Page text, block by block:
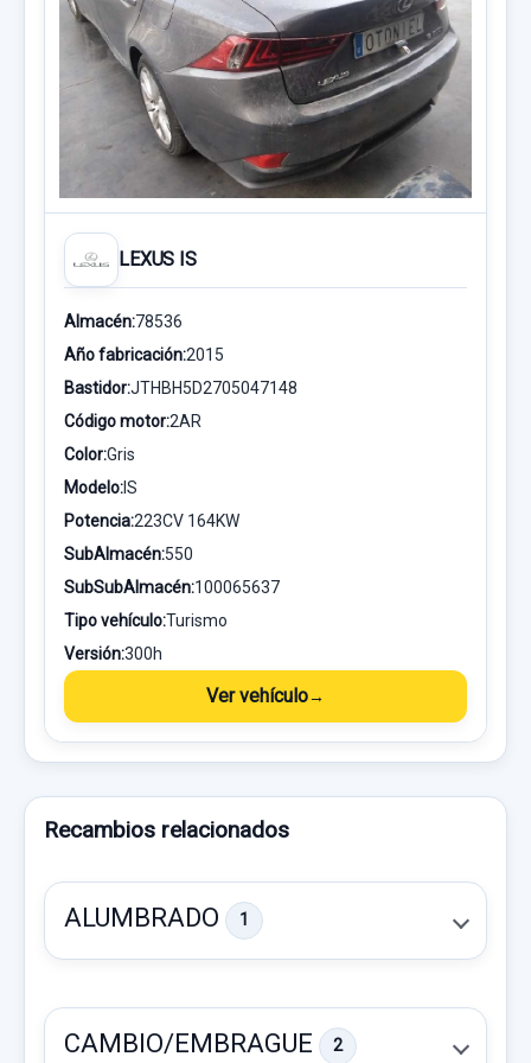
LEXUS IS
Almacén:78536
Año fabricación:2015
Bastidor:JTHBH5D2705047148
Código motor:2AR
Color:Gris
Modelo:IS
Potencia:223CV 164KW
SubAlmacén:550
SubSubAlmacén:100065637
Tipo vehículo:Turismo
Versión:300h
Ver vehículo
Recambios relacionados
ALUMBRADO 1
CAMBIO/EMBRAGUE 2